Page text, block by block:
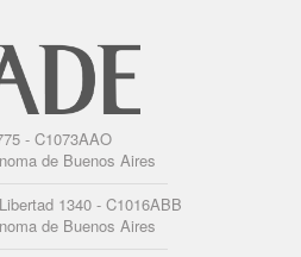
- C1073AAO
de Buenos Aires
1340 - C1016ABB
de Buenos Aires